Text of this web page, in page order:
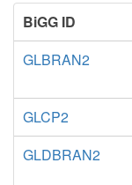
BiGG ID
GLBRAN2
GLCP2
GLDBRAN2